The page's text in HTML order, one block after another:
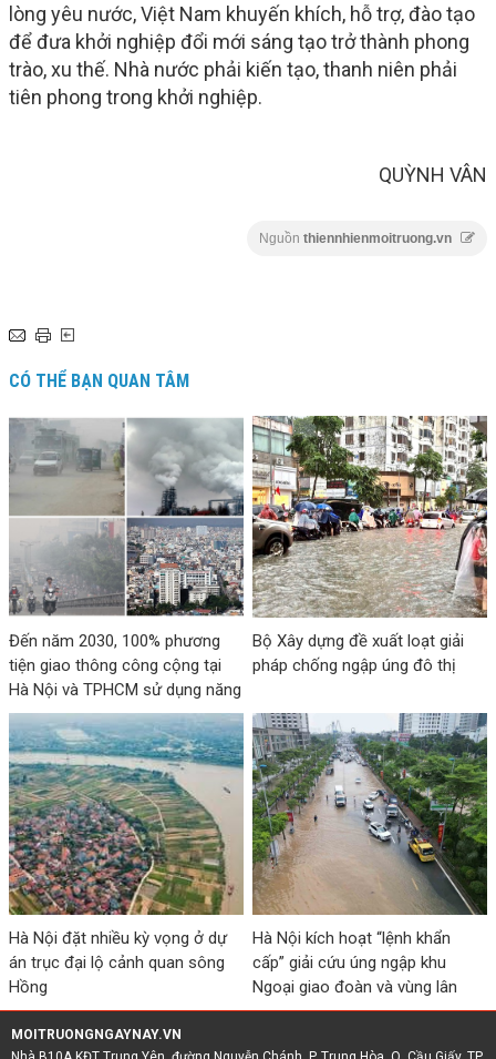
lòng yêu nước, Việt Nam khuyến khích, hỗ trợ, đào tạo
để đưa khởi nghiệp đổi mới sáng tạo trở thành phong
trào, xu thế. Nhà nước phải kiến tạo, thanh niên phải
tiên phong trong khởi nghiệp.
QUỲNH VÂN
Nguồn thiennhienmoitruong.vn
CÓ THỂ BẠN QUAN TÂM
Đến năm 2030, 100% phương
tiện giao thông công cộng tại
Hà Nội và TPHCM sử dụng năng
lượng sạch, xanh, thân thiện
môi trường
Bộ Xây dựng đề xuất loạt giải
pháp chống ngập úng đô thị
Hà Nội đặt nhiều kỳ vọng ở dự
án trục đại lộ cảnh quan sông
Hồng
Hà Nội kích hoạt “lệnh khẩn
cấp” giải cứu úng ngập khu
Ngoại giao đoàn và vùng lân
cận
MOITRUONGNGAYNAY.VN